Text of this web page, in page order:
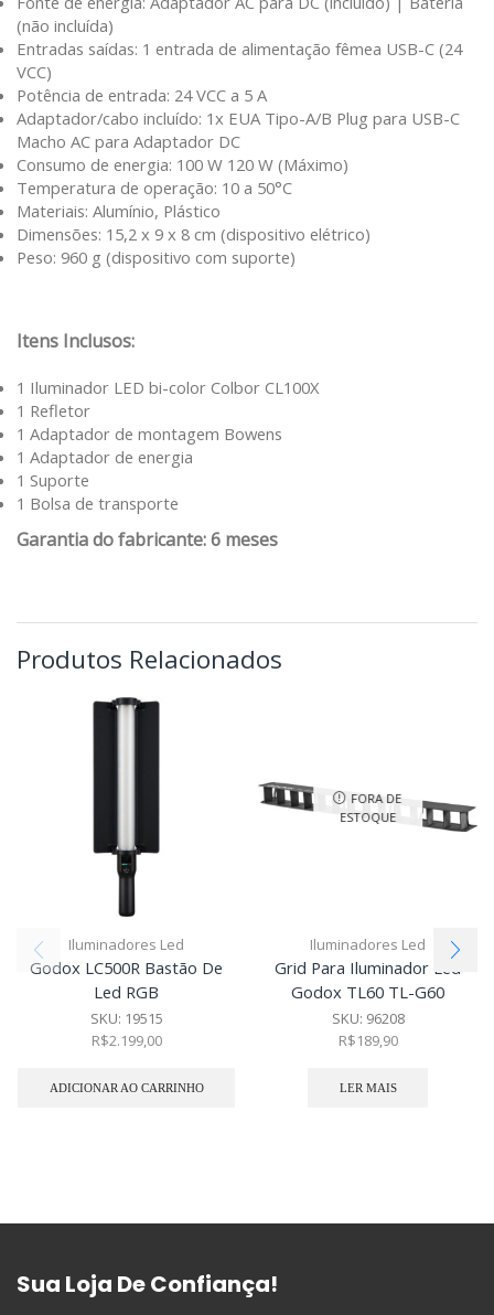
(não incluída)
Entradas saídas: 1 entrada de alimentação fêmea USB-C (24
VCC)
Potência de entrada: 24 VCC a 5 A
Adaptador/cabo incluído: 1x EUA Tipo-A/B Plug para USB-C
Macho AC para Adaptador DC
Consumo de energia: 100 W 120 W (Máximo)
Temperatura de operação: 10 a 50°C
Materiais: Alumínio, Plástico
Dimensões: 15,2 x 9 x 8 cm (dispositivo elétrico)
Peso: 960 g (dispositivo com suporte)
Itens Inclusos:
1 Iluminador LED bi-color Colbor CL100X
1 Refletor
1 Adaptador de montagem Bowens
1 Adaptador de energia
1 Suporte
1 Bolsa de transporte
Garantia do fabricante: 6 meses
Produtos Relacionados
Iluminadores Led
Godox LC500R Bastão De
Led RGB
SKU: 19515
R$2.199,00
ADICIONAR AO CARRINHO
FORA DE
ESTOQUE
Iluminadores Led
Grid Para Iluminador Led
Godox TL60 TL-G60
SKU: 96208
R$189,90
LER MAIS
Sua Loja De Confiança!